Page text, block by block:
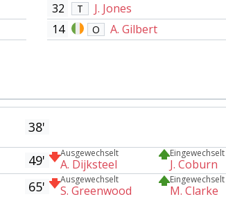
32
T
J. Jones
14
O A. Gilbert
38'
49'
Ausgewechselt
A. Dijksteel
Eingewechselt
J. Coburn
65' Ausgewechselt
S. Greenwood
Eingewechselt
M. Clarke